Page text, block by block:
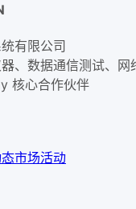
有限公司
、数据通信测试、网
核心合作伙伴
市场活动